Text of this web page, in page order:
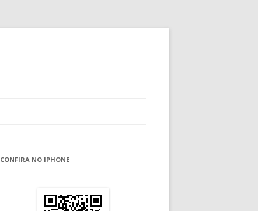
CONFIRA NO IPHONE